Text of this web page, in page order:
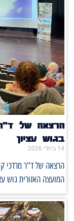
הרצאה של
בגוש עציון
14 ביולי 2026
הרצאה של ד"ר מרדכי
המועצה האזורית גוש